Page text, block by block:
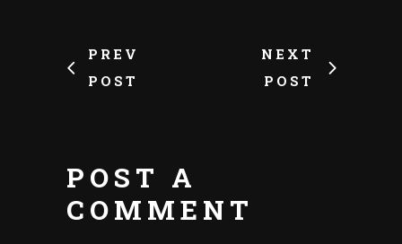
PREV
POST
NEXT
POST
POST A
COMMENT